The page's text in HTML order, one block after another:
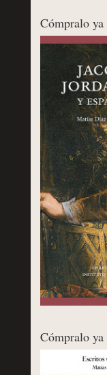
Cómpralo ya
Cómpralo ya